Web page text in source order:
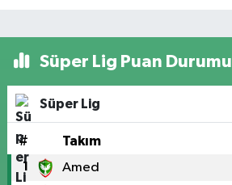
Süper Lig Puan Durumu
Süper Lig
# Takım
1 Amed